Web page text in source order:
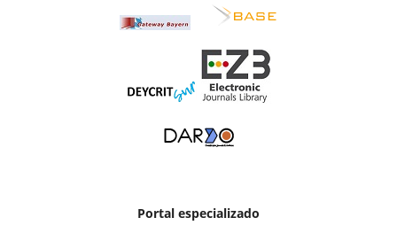
Portal especializado